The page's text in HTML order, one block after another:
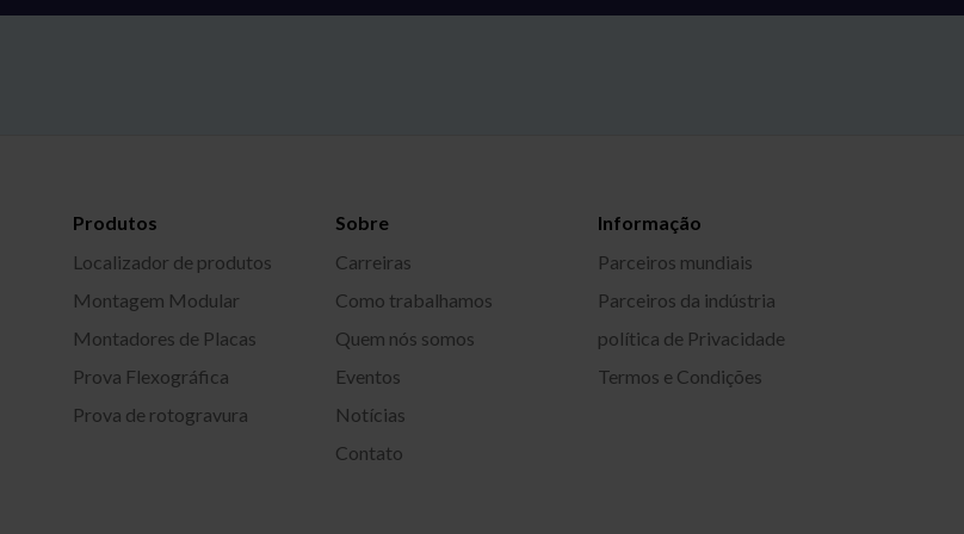
Produtos
Localizador de produtos
Montagem Modular
Montadores de Placas
Prova Flexográfica
Prova de rotogravura
Sobre
Carreiras
Como trabalhamos
Quem nós somos
Eventos
Notícias
Contato
Informação
Parceiros mundiais
Parceiros da indústria
política de Privacidade
Termos e Condições